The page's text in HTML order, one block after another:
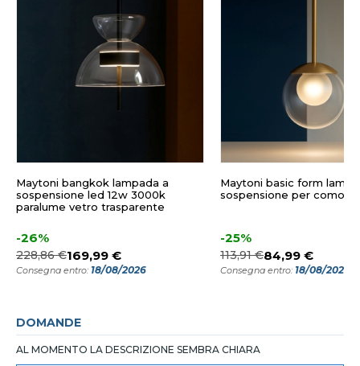
Maytoni bangkok lampada a
sospensione led 12w 3000k
paralume vetro trasparente
-26%
228,86 €169,99 €
Consegna entro: 18/08/2026
Maytoni basic form
sospensione per
-25%
113,91 €84,99 €
Consegna entro: 18/08/2026
DOMANDE
AL MOMENTO LA DESCRIZIONE SEMBRA CHIARA